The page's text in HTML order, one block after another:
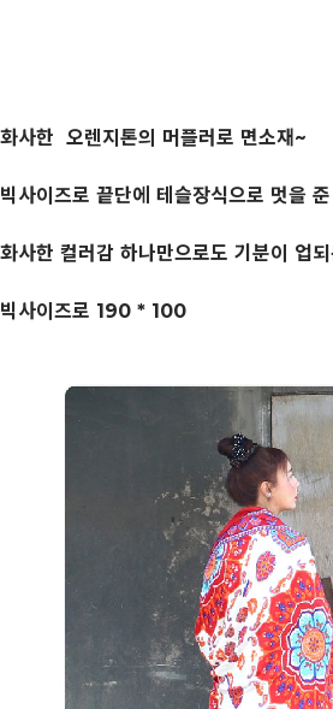
화사한 오렌지톤의 머플러로 면소재~
빅사이즈로 끝단에 테슬장식으로 멋을
화사한 컬러감 하나만으로도 기분이 업
빅사이즈로 190 * 100